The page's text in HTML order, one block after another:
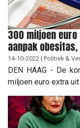
300 miljoen
aanpak
14-10-2022 | Politiek &
DEN HAAG - De
miljoen euro extra